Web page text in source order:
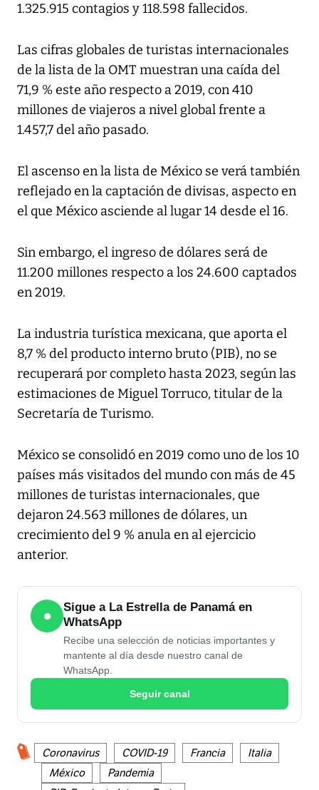
1.325.915 contagios y 118.598 fallecidos.
Las cifras globales de turistas internacionales
de la lista de la OMT muestran una caída del
71,9 % este año respecto a 2019, con 410
millones de viajeros a nivel global frente a
1.457,7 del año pasado.
El ascenso en la lista de México se verá también
reflejado en la captación de divisas, aspecto en
el que México asciende al lugar 14 desde el 16.
Sin embargo, el ingreso de dólares será de
11.200 millones respecto a los 24.600 captados
en 2019.
La industria turística mexicana, que aporta el
8,7 % del producto interno bruto (PIB), no se
recuperará por completo hasta 2023, según las
estimaciones de Miguel Torruco, titular de la
Secretaría de Turismo.
México se consolidó en 2019 como uno de los 10
países más visitados del mundo con más de 45
millones de turistas internacionales, que
dejaron 24.563 millones de dólares, un
crecimiento del 9 % anula en al ejercicio
anterior.
●
Sigue a La Estrella de Panamá en
WhatsApp
Recibe una selección de noticias importantes y
mantente al día desde nuestro canal de
WhatsApp.
Seguir canal
Coronavirus COVID-19 Francia
Italia
México
Pandemia